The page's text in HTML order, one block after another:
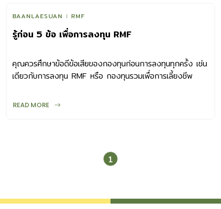
BAANLAESUAN RMF
รู้ก่อน 5 ข้อ เพื่อการลงทุน RMF
คุณควรศึกษาข้อดีข้อเสียของกองทุนก่อนการลงทุนทุกครั้ง เช่น
เดียวกับการลงทุน RMF หรือ กองทุนรวมเพื่อการเลี้ยงชีพ
เกษียณ และประหยัดภาษี
READ MORE
1